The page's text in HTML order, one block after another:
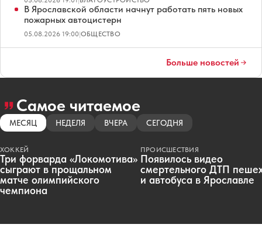
В Ярославской области начнут работать пять новых
пожарных автоцистерн
05.08.2026 19:00|ОБЩЕСТВО
Больше новостей
Самое читаемое
МЕСЯЦ НЕДЕЛЯ ВЧЕРА СЕГОДНЯ
ХОККЕЙ
Три форварда «Локомотива»
сыграют в прощальном
матче олимпийского
чемпиона
ПРОИСШЕСТВИЯ
Появилось видео
смертельного ДТП
и автобуса в Ярославле